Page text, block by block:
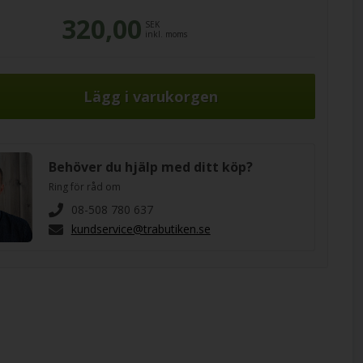
320,00 SEK
inkl. moms
Behöver du hjälp med ditt köp?
Ring för råd om
08-508 780 637
kundservice@trabutiken.se